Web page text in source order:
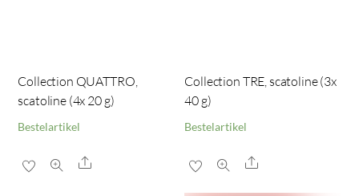
Collection QUATTRO,
scatoline (4x 20 g)
Bestelartikel
Share
Collection TRE, scatoline (3x
40 g)
Bestelartikel
Share